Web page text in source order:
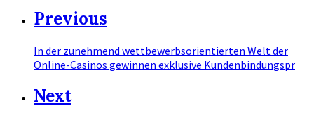
Previous
In der zunehmend wettbewerbsorientierten Welt der
Online-Casinos gewinnen exklusive Kundenbindungspr
Next